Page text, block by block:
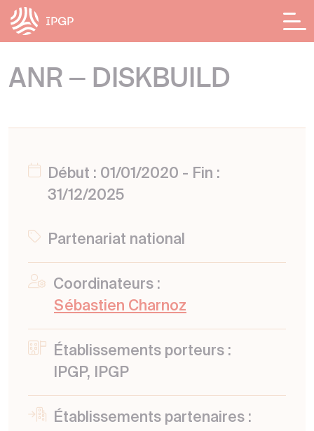
ANR – DISKBUILD
Début : 01/01/2020 - Fin :
31/12/2025
Partenariat national
Coordinateurs :
Sébastien Charnoz
Établissements porteurs :
IPGP, IPGP
Établissements partenaires :
Panneau de gestion des cookies